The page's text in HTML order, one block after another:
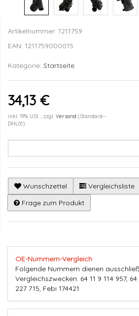
Artikelnummer: 1211759
EAN: 1211759000015
Kategorie: Startseite
34,13 €
inkl. 19% USt. , zzgl. Versand (Standard--
DHL01)
Wunschzettel
Vergleichsliste
Frage zum Produkt
OE-Nummern-Vergleich
Folgende Nummern dienen
Vergleichszwecken: 64 11 9 114 957,
227 715, Febi 174421